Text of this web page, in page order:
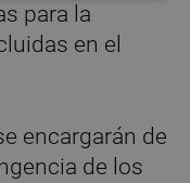
para la
en el
encargarán de
de los